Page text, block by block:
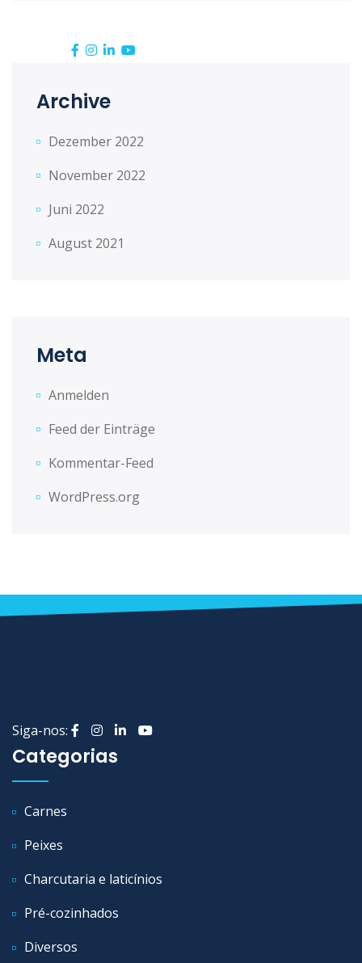
Archive
Dezember 2022
November 2022
Juni 2022
August 2021
Meta
Anmelden
Feed der Einträge
Kommentar-Feed
WordPress.org
Siga-nos:
Categorias
Carnes
Peixes
Charcutaria e laticínios
Pré-cozinhados
Diversos